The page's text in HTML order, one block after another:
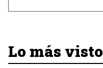
Lo más visto